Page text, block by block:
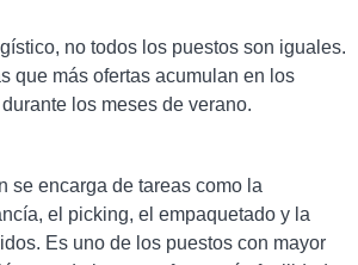
no todos los puestos son iguales.
que más ofertas acumulan en los
los meses de verano.
se encarga de tareas como la
el picking, el empaquetado y la
Es uno de los puestos con mayor